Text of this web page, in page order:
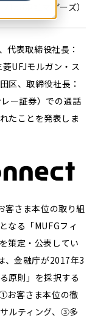
2158東証マザーズ）
代表取締役社長：
UFJモルガン・ス
区、取締役社長：
ー証券）での通話
たことを発表しま
客さま本位の取り組
なる「MUFGフィ
策定・公表してい
、金融庁が2017年3
原則」を採択する
お客さま本位の徹
ルティング、③多